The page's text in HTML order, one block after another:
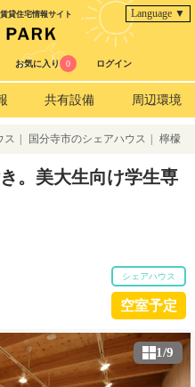
貸住宅情報サイト Language ▼
お気に入り 0 ログイン
共有設備 周辺環境
ス 国分寺市のシェアハウス 檸檬
。美大生向け学生専
シェアハウス
空室予定
1/9